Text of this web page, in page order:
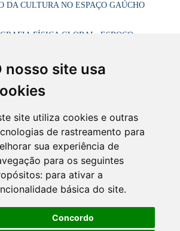
nosso site usa
site utiliza cookies e outras
de rastreamento para
sua experiência de
para os seguintes
para ativar a
básica do site.
Concordo
DA CULTURA NO ESPAÇO GAÚCHO
FÍSICA GLOBAL. ESBOÇO
1516-4136 até 2008
2177-2738 a partir de 2009